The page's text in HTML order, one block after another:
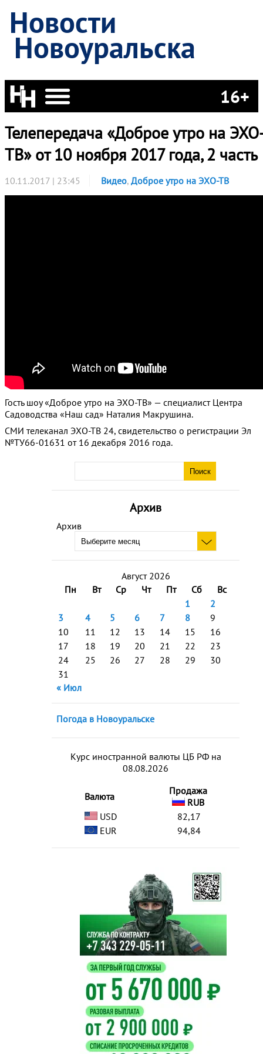
Новости
Новоуральска
16+
Архив
Архив
Август 2026
Пн
Вт Ср Чт Пт Сб
Вс
1
2
3
4 5 6 7 8
9
10
11 12 13 14 15
16
17
18 19 20 21 22
23
24
25 26 27 28 29
30
31
« Июл
Погода в Новоуральске
Курс иностранной валюты ЦБ РФ на
08.08.2026
Валюта
Продажа
RUB
USD
82,17
EUR
94,84
Телепередача «Доброе утро на
ТВ» от 10 ноября 2017 года, 2 часть
10.11.2017 | 23:45 Видео, Доброе утро на ЭХО-ТВ
Гость шоу «Доброе утро на ЭХО-ТВ» — специалист Центра
Садоводства «Наш сад» Наталия Макрушина.
СМИ телеканал ЭХО-ТВ 24, свидетельство о регистрации Эл
№ТУ66-01631 от 16 декабря 2016 года.